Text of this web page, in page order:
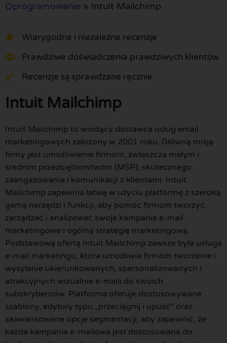
Oprogramowanie » Intuit Mailchimp
Wiarygodne i niezależne recenzje
Prawdziwe doświadczenia prawdziwych klientów
Recenzje są sprawdzane ręcznie
Intuit Mailchimp
Intuit Mailchimp to wiodący dostawca usług email
marketingowych założony w 2001 roku. Główną misją
firmy jest umożliwienie firmom, zwłaszcza małym i
średnim przedsiębiorstwom (MŚP), skutecznego
zaangażowania i komunikacji z klientami. Intuit
Mailchimp zapewnia łatwą w użyciu platformę z szeroką
gamą narzędzi i funkcji, aby pomóc firmom tworzyć,
zarządzać i analizować swoje kampanie e-mail
marketingowe i ogólną strategię marketingową.
Podstawową ofertą Intuit Mailchimp zawsze była usługa
e-mail marketingu, która umożliwia firmom tworzenie i
wysyłanie ukierunkowanych, spersonalizowanych i
atrakcyjnych wizualnie e-maili do swoich
subskrybentów. Platforma oferuje dostosowywane
szablony, edytory typu „przeciągnij i upuść” oraz
zaawansowane opcje segmentacji, aby zapewnić, że
każda kampania e-mailowa jest dostosowana do